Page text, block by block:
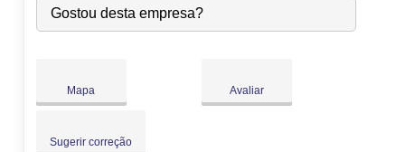
Ter:
09:00-18:00
Qua:
09:00-18:00
Sáb:
Fechado
Gostou desta empresa?
Mapa Avaliar
Sugerir correção